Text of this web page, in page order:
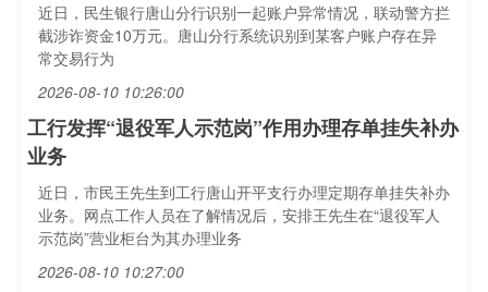
近日，民生银行唐山分行识别一起账户异常情况，联动警方拦
截涉诈资金10万元。唐山分行系统识别到某客户账户存在异
常交易行为
2026-08-10 10:26:00
工行发挥“退役军人示范岗”作用办理存单挂失补办
业务
近日，市民王先生到工行唐山开平支行办理定期存单挂失补办
业务。网点工作人员在了解情况后，安排王先生在“退役军人
示范岗”营业柜台为其办理业务
2026-08-10 10:27:00